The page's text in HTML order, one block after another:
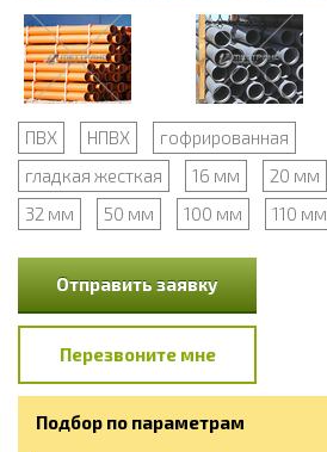
ПВХ НПВХ
гофрированная
гладкая жесткая
16 мм 20 мм
32 мм
50 мм 100 мм 110 мм
Отправить заявку
Перезвоните мне
Подбор по параметрам